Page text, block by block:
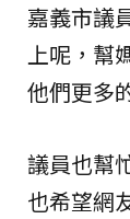
嘉義市議
上呢，幫
他們更多
議員也幫
也希望網